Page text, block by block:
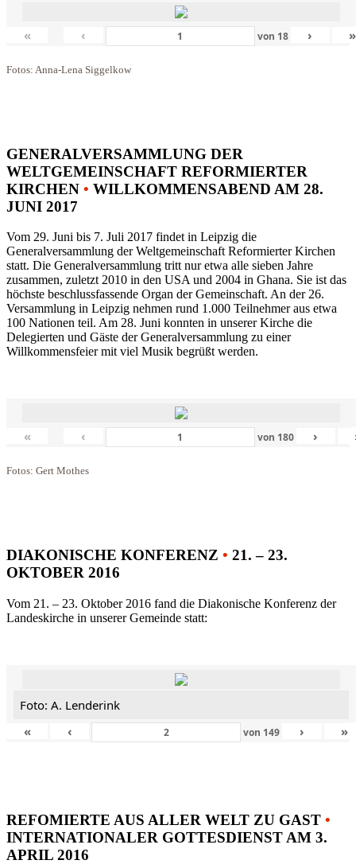
« ‹ von 18 › »
Fotos: Anna-Lena Siggelkow
GENERALVERSAMMLUNG DER
WELTGEMEINSCHAFT REFORMIERTER
KIRCHEN • WILLKOMMENSABEND AM 28.
JUNI 2017
Vom 29. Juni bis 7. Juli 2017 findet in Leipzig die
Generalversammlung der Weltgemeinschaft Reformierter Kirchen
statt. Die Generalversammlung tritt nur etwa alle sieben Jahre
zusammen, zuletzt 2010 in den USA und 2004 in Ghana. Sie ist das
höchste beschlussfassende Organ der Gemeinschaft. An der 26.
Versammlung in Leipzig nehmen rund 1.000 Teilnehmer aus etwa
100 Nationen teil. Am 28. Juni konnten in unserer Kirche die
Delegierten und Gäste der Generalversammlung zu einer
Willkommensfeier mit viel Musik begrüßt werden.
« ‹ von 180 ›
Fotos: Gert Mothes
DIAKONISCHE KONFERENZ • 21. – 23.
OKTOBER 2016
Vom 21. – 23. Oktober 2016 fand die Diakonische Konferenz der
Landeskirche in unserer Gemeinde statt:
Foto: A. Lenderink
«
‹ von 149 › »
REFOMIERTE AUS ALLER WELT ZU GAST •
INTERNATIONALER GOTTESDIENST AM 3.
APRIL 2016